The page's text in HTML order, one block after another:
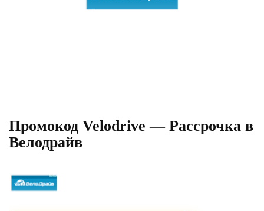
Промокод Velodrive — Рассрочка в
Велодрайв